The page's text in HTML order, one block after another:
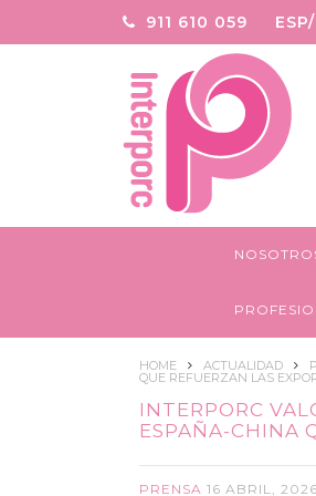
911 610 059
HOME ACTUALIDAD
QUE REFUERZAN LAS
INTERPORC
ESPAÑA-CHINA
PRENSA 16 ABRIL, 2026